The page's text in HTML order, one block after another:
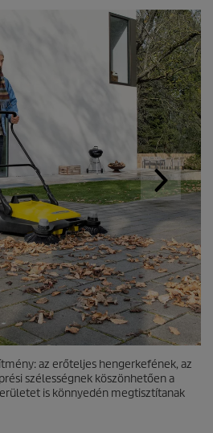
az erőteljes hengerkefének, az
szélességnek köszönhetően a
is könnyedén megtisztítanak